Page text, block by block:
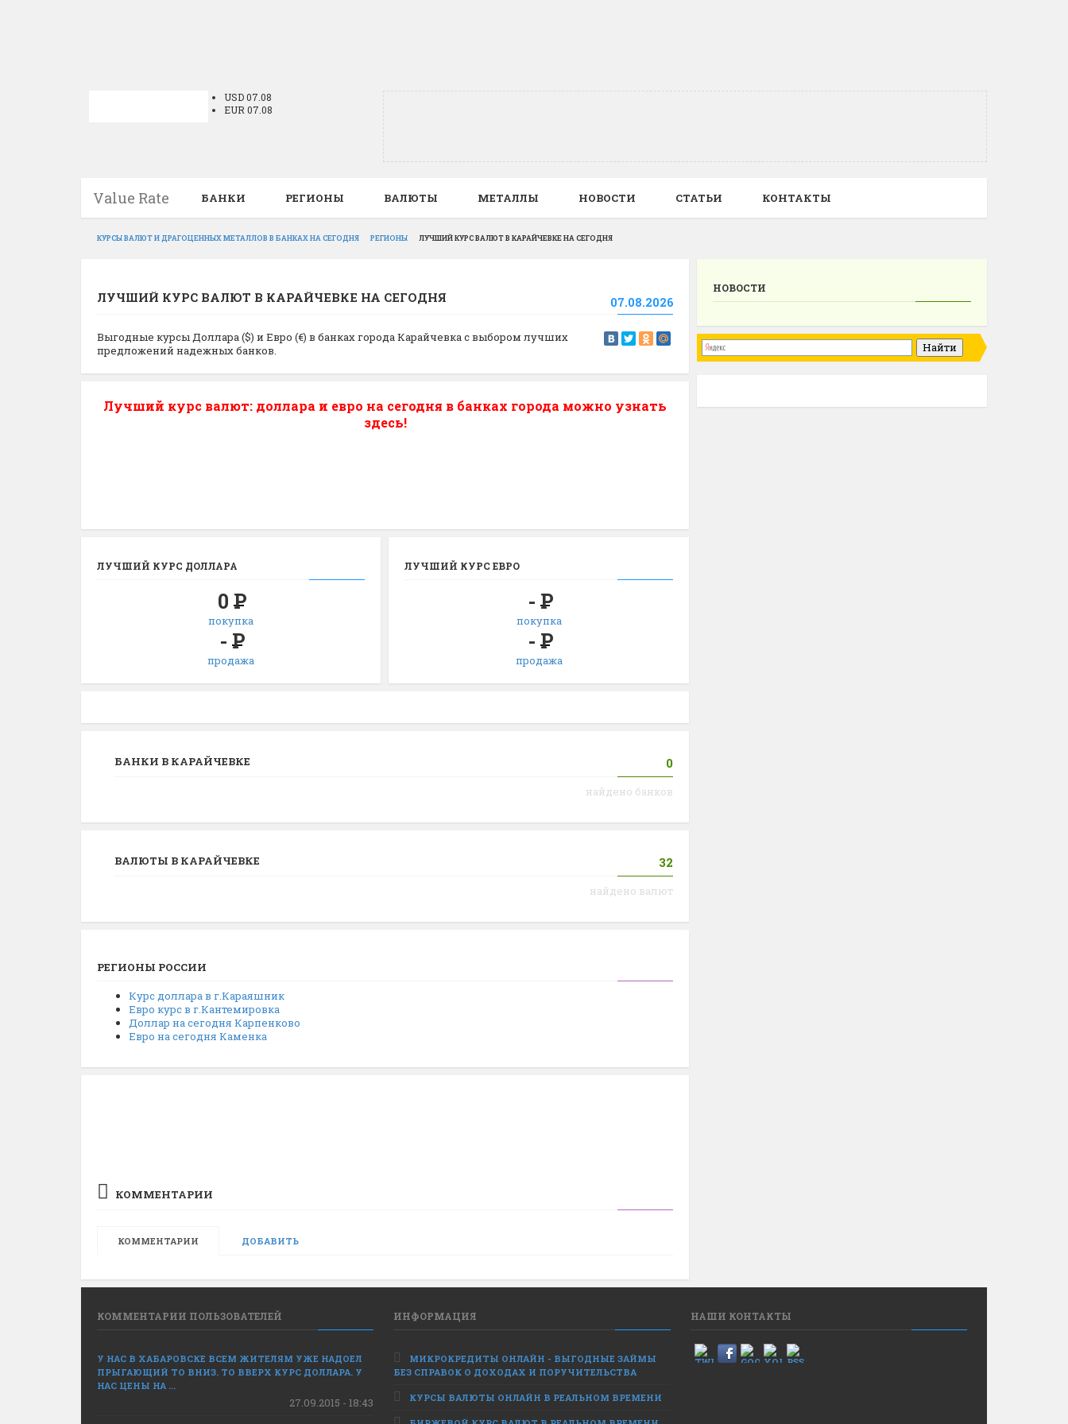
USD 07.08
EUR 07.08
Value Rate БАНКИ РЕГИОНЫ ВАЛЮТЫ МЕТАЛЛЫ НОВОСТИ СТАТЬИ КОНТАКТЫ
КУРСЫ ВАЛЮТ И ДРАГОЦЕННЫХ МЕТАЛЛОВ В БАНКАХ НА СЕГОДНЯ РЕГИОНЫ ЛУЧШИЙ КУРС ВАЛЮТ В КАРАЙЧЕВКЕ НА СЕГОДНЯ
ЛУЧШИЙ КУРС ВАЛЮТ В КАРАЙЧЕВКЕ НА СЕГОДНЯ 07.08.2026
Выгодные курсы Доллара ($) и Евро (€) в банках города Карайчевка с выбором лучших
предложений надежных банков.
Лучший курс валют: доллара и евро на сегодня в банках города можно узнать
здесь!
ЛУЧШИЙ КУРС ДОЛЛАРА
0Р
покупка
-Р
продажа
ЛУЧШИЙ КУРС ЕВРО
- Р
покупка
- Р
продажа
БАНКИ В КАРАЙЧЕВКЕ 0
найдено банков
ВАЛЮТЫ В КАРАЙЧЕВКЕ 32
найдено валют
РЕГИОНЫ РОССИИ
Курс доллара в г.Караяшник
Евро курс в г.Кантемировка
Доллар на сегодня Карпенково
Евро на сегодня Каменка
КОММЕНТАРИИ
КОММЕНТАРИИ ДОБАВИТЬ
НОВОСТИ
КОММЕНТАРИИ ПОЛЬЗОВАТЕЛЕЙ
У НАС В ХАБАРОВСКЕ ВСЕМ ЖИТЕЛЯМ УЖЕ НАДОЕЛ
ПРЫГАЮЩИЙ ТО ВНИЗ. ТО ВВЕРХ КУРС ДОЛЛАРА. У
НАС ЦЕНЫ НА ...
27.09.2015 - 18:43
ИНФОРМАЦИЯ
МИКРОКРЕДИТЫ ОНЛАЙН - ВЫГОДНЫЕ ЗАЙМЫ
БЕЗ СПРАВОК О ДОХОДАХ И ПОРУЧИТЕЛЬСТВА
КУРСЫ ВАЛЮТЫ ОНЛАЙН В РЕАЛЬНОМ ВРЕМЕНИ
НАШИ КОНТАКТЫ